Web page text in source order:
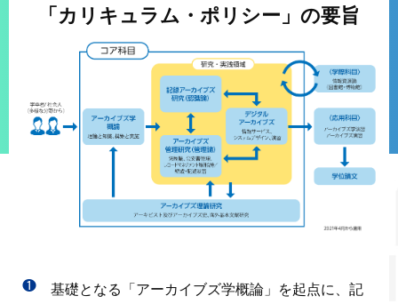
「カリキュラム・ポリシー」の要旨
❶
基礎となる「アーカイブズ学概論」を起点に、記